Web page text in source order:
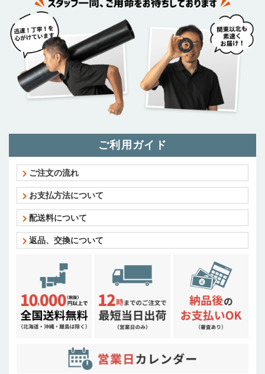
ご利用ガイド
ご注文の流れ
お支払方法について
配送料について
返品、交換について